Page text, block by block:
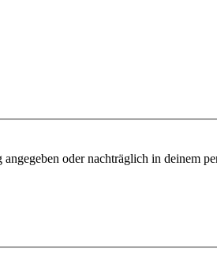
oder nachträglich in deinem